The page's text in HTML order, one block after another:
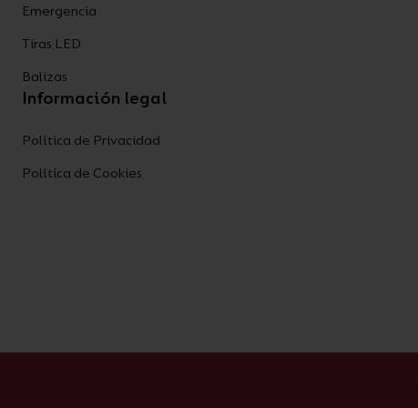
Emergencia
Tiras LED
Balizas
Información legal
Política de Privacidad
Política de Cookies